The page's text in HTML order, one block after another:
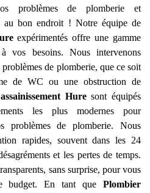
problèmes de plomberie et
au bon endroit ! Notre équipe de
expérimentés offre une gamme
vos besoins. Nous intervenons
de plomberie, que ce soit
de WC ou une obstruction de
Huresont équipés
les plus modernes pour
problèmes de plomberie. Nous
rapides, souvent dans les 24
et les pertes de temps.
sans surprise, pour vous
budget. En tant que Plombier